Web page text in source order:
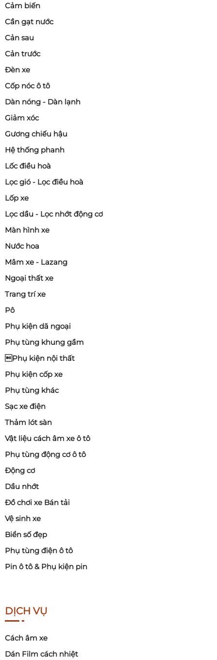
Cảm biến
Cần gạt nước
Cản sau
Cản trước
Đèn xe
Cốp nóc ô tô
Dàn nóng - Dàn lạnh
Giảm xóc
Gương chiếu hậu
Hệ thống phanh
Lốc điều hoà
Lọc gió - Lọc điều hoà
Lốp xe
Lọc dầu - Lọc nhớt động cơ
Màn hình xe
Nước hoa
Mâm xe - Lazang
Ngoại thất xe
Trang trí xe
Pô
Phụ kiện dã ngoại
Phụ tùng khung gầm
Phụ kiện nội thất
Phụ kiện cốp xe
Phụ tùng khác
Sạc xe điện
Thảm lót sàn
Vật liệu cách âm xe ô tô
Phụ tùng động cơ ô tô
Động cơ
Dầu nhớt
Đồ chơi xe Bán tải
Vệ sinh xe
Biển số đẹp
Phụ tùng điện ô tô
Pin ô tô & Phụ kiện pin
DỊCH VỤ
Cách âm xe
Dán Film cách nhiệt